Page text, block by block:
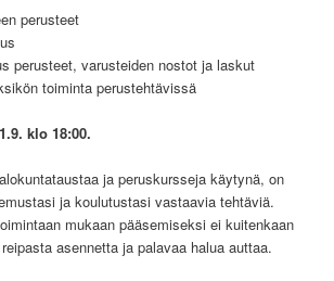
perusteet
perusteet, varusteiden nostot ja laskut
toiminta perustehtävissä
klo 18:00.
ja peruskursseja käytynä, on
ja koulutustasi vastaavia tehtäviä.
mukaan pääsemiseksi ei kuitenkaan
asennetta ja palavaa halua auttaa.